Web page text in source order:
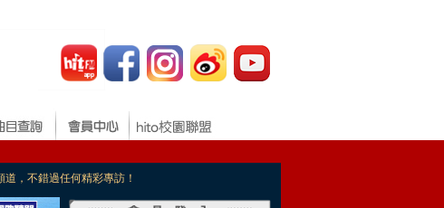
，不錯過任何精彩專訪！